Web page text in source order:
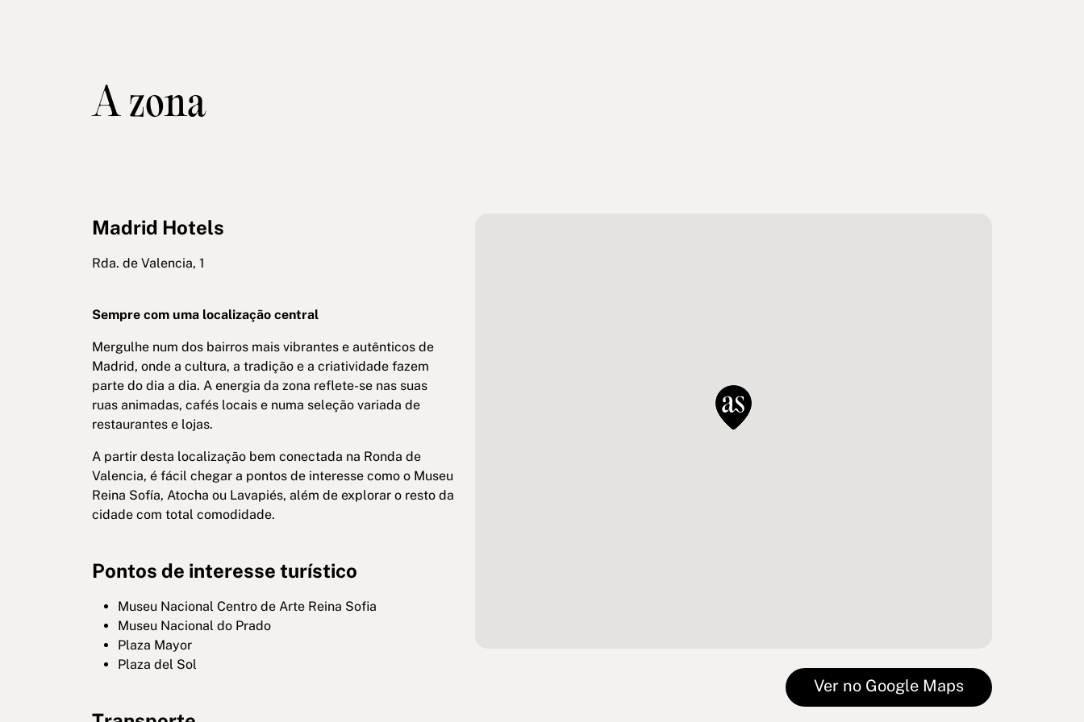
A zona
Madrid Hotels
Rda. de Valencia, 1
Sempre com uma localização central
Mergulhe num dos bairros mais vibrantes e autênticos de
Madrid, onde a cultura, a tradição e a criatividade fazem
parte do dia a dia. A energia da zona reflete-se nas suas
ruas animadas, cafés locais e numa seleção variada de
restaurantes e lojas.
A partir desta localização bem conectada na Ronda de
Valencia, é fácil chegar a pontos de interesse como o Museu
Reina Sofía, Atocha ou Lavapiés, além de explorar o resto da
cidade com total comodidade.
Pontos de interesse turístico
Museu Nacional Centro de Arte Reina Sofia
Museu Nacional do Prado
Plaza Mayor
Plaza del Sol
Ver no Google Maps